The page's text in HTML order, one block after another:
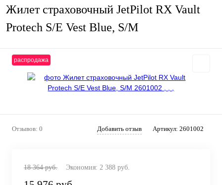
Жилет страховочный JetPilot RX Vault
Protech S/E Vest Blue, S/M
распродажа
Отзывов: 0 Добавить отзыв Артикул: 2601002
18 364 руб. Экономия: 2 388 руб.